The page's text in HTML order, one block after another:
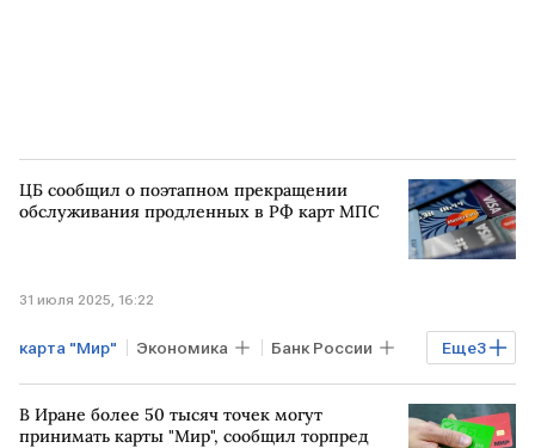
ЦБ сообщил о поэтапном прекращении
обслуживания продленных в РФ карт МПС
31 июля 2025, 16:22
Еще3
карта "Мир" Экономика Банк России
Visa Mastercard банковская карта
В Иране более 50 тысяч точек могут
принимать карты "Мир", сообщил торпред